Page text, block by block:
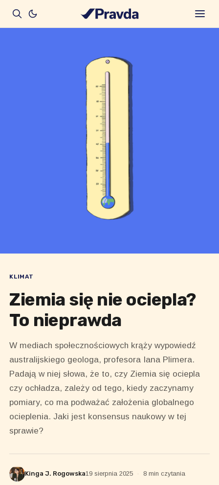
KLIMAT
Ziemia się nie ociepla?
To nieprawda
W mediach społecznościowych krąży wypowiedź
australijskiego geologa, profesora Iana Plimera.
Padają w niej słowa, że to, czy Ziemia się ociepla
czy ochładza, zależy od tego, kiedy zaczynamy
pomiary, co ma podważać założenia globalnego
ocieplenia. Jaki jest konsensus naukowy w tej
sprawie?
Kinga J. Rogowska19 sierpnia 2025 · 8 min czytania